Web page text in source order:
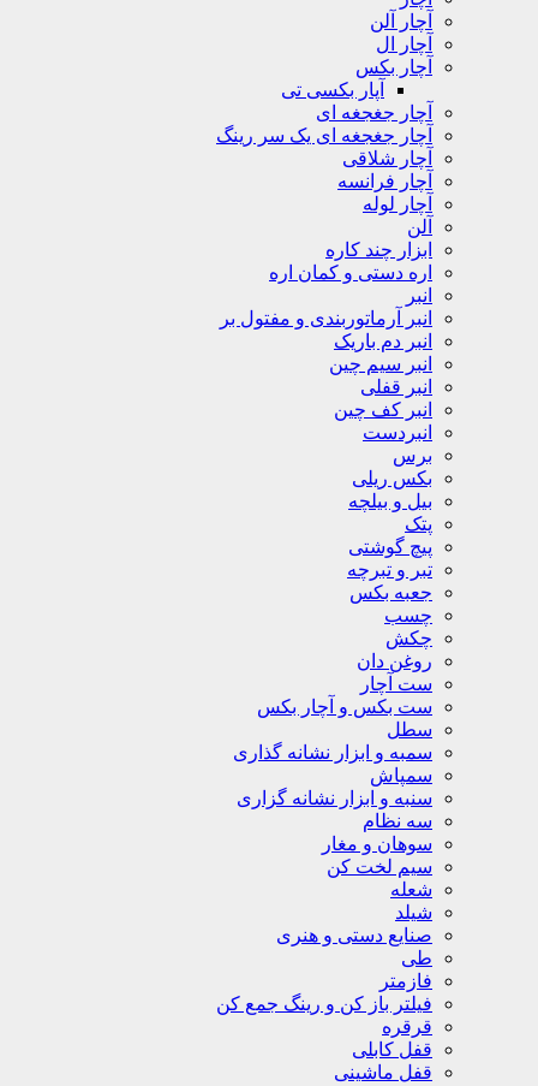
آچار آلن
آچار ال
آچار بکس
آپار بکسی تی
آچار جغجغه ای
آچار جغجغه ای یک سر رینگ
آچار شلاقی
آچار فرانسه
آچار لوله
آلن
ابزار چند کاره
اره دستی و کمان اره
انبر
انبر آرماتوربندی و مفتول بر
انبر دم باریک
انبر سیم چین
انبر قفلی
انبر کف چین
انبردست
برس
بکس ریلی
بیل و بیلچه
پتک
پیچ گوشتی
تبر و تبرچه
جعبه بکس
چسب
چکش
روغن دان
ست آچار
ست بکس و آچار بکس
سطل
سمبه و ابزار نشانه گذاری
سمپاش
سنبه و ابزار نشانه گزاری
سه نظام
سوهان و مغار
سیم لخت کن
شعله
شیلد
صنایع دستی و هنری
طی
فازمتر
فیلتر باز کن و رینگ جمع کن
قرقره
قفل کابلی
قفل ماشینی